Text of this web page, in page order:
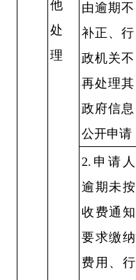
他
处
理
由逾期不
补正、行
政机关不
再处理其
政府信息
公开申请
2.申请人
逾期未按
收费通知
要求缴纳
费用、行